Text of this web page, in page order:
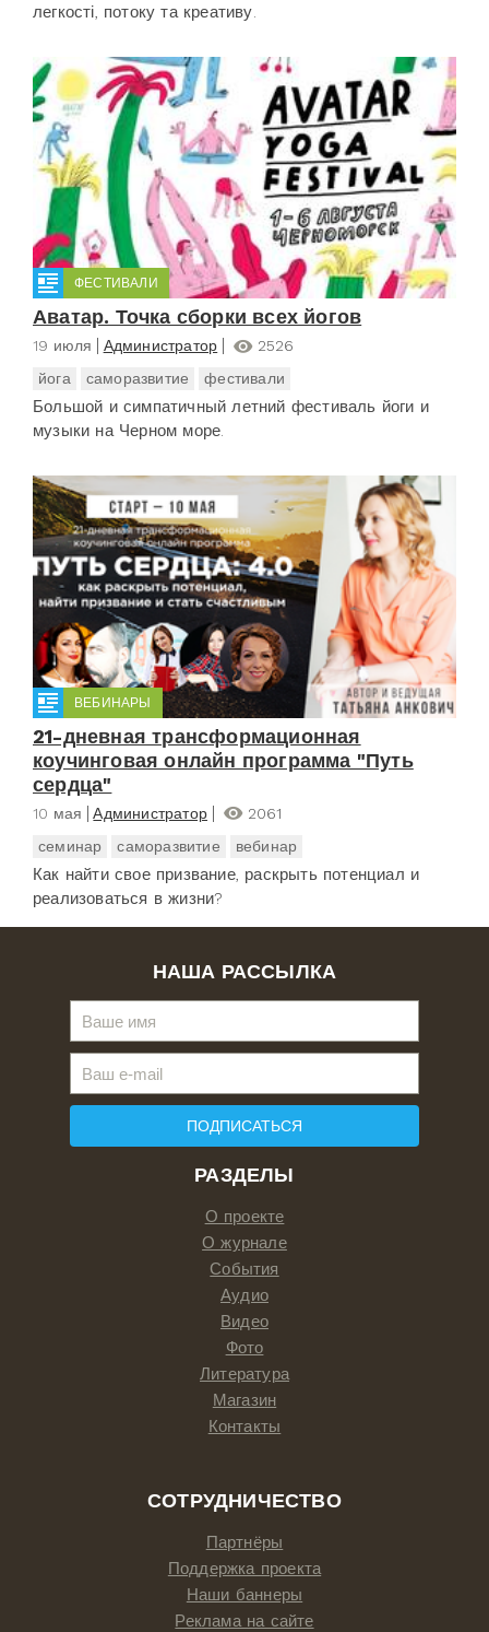
легкості, потоку та креативу.
ФЕСТИВАЛИ
Аватар. Точка сборки всех йогов
19 июля Администратор
2526
йога
саморазвитие фестивали
Большой и симпатичный летний фестиваль йоги и
музыки на Черном море.
ВЕБИНАРЫ
21-дневная трансформационная
коучинговая онлайн программа "Путь
сердца"
10 мая Администратор
2061
семинар
саморазвитие вебинар
Как найти свое призвание, раскрыть потенциал и
реализоваться в жизни?
РАЗДЕЛЫ
О проекте
О журнале
События
Аудио
Видео
Фото
Литература
Магазин
Контакты
СОТРУДНИЧЕСТВО
Партнёры
Поддержка проекта
Наши баннеры
Реклама на сайте
НАША РАССЫЛКА
ПОДПИСАТЬСЯ